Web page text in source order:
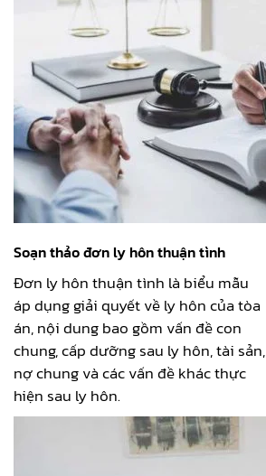
Soạn thảo đơn ly hôn thuận tình
Đơn ly hôn thuận tình là biểu mẫu
áp dụng giải quyết về ly hôn của tòa
án, nội dung bao gồm vấn đề con
chung, cấp dưỡng sau ly hôn, tài sản,
nợ chung và các vấn đề khác thực
hiện sau ly hôn.